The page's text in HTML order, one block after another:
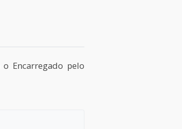
Encarregado pelo